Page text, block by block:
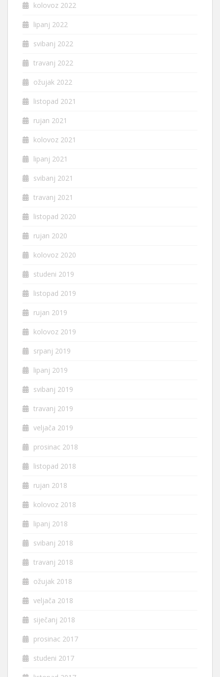
kolovoz 2022
lipanj 2022
svibanj 2022
travanj 2022
ožujak 2022
listopad 2021
rujan 2021
kolovoz 2021
lipanj 2021
svibanj 2021
travanj 2021
listopad 2020
rujan 2020
kolovoz 2020
studeni 2019
listopad 2019
rujan 2019
kolovoz 2019
srpanj 2019
lipanj 2019
svibanj 2019
travanj 2019
veljača 2019
prosinac 2018
listopad 2018
rujan 2018
kolovoz 2018
lipanj 2018
svibanj 2018
travanj 2018
ožujak 2018
veljača 2018
siječanj 2018
prosinac 2017
studeni 2017